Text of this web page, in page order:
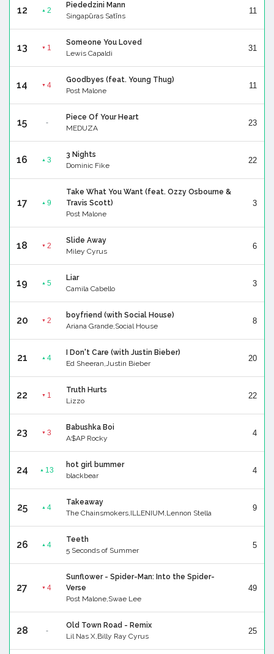
12 ▲ 2
Piededzini Mann
Singapūras Satīns
11
13 ▼ 1
Someone You Loved
Lewis Capaldi
31
14 ▼ 4
Goodbyes (feat. Young Thug)
Post Malone
11
15 -
Piece Of Your Heart
MEDUZA
23
16 ▲ 3
3 Nights
Dominic Fike
22
17 ▲ 9
Take What You Want (feat. Ozzy Osbourne &
Travis Scott)
Post Malone
3
18 ▼ 2
Slide Away
Miley Cyrus
6
19 ▲ 5
Liar
Camila Cabello
3
20 ▼ 2
boyfriend (with Social House)
Ariana Grande,Social House
8
21 ▲ 4
I Don't Care (with Justin Bieber)
Ed Sheeran,Justin Bieber
20
22 ▼ 1
Truth Hurts
Lizzo
22
23 ▼ 3
Babushka Boi
A$AP Rocky
4
24 ▲ 13
hot girl bummer
blackbear
4
25 ▲ 4
Takeaway
The Chainsmokers,ILLENIUM,Lennon Stella
9
26 ▲ 4
Teeth
5 Seconds of Summer
5
27 ▼ 4
Sunflower - Spider-Man: Into the Spider-
Verse
Post Malone,Swae Lee
49
28 -
Old Town Road - Remix
Lil Nas X,Billy Ray Cyrus
25